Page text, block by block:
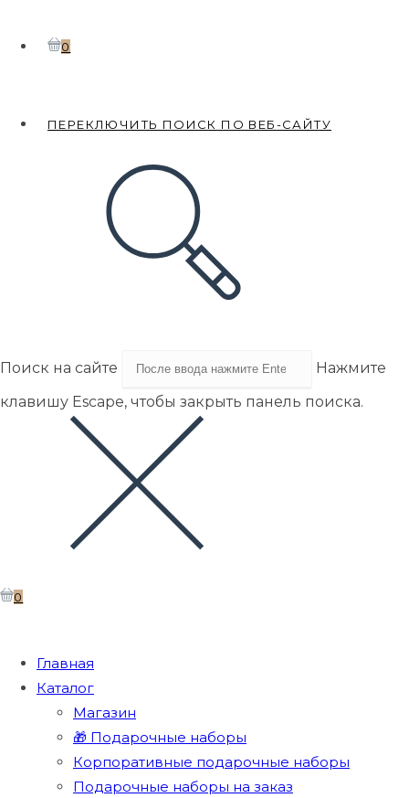
0
ПЕРЕКЛЮЧИТЬ ПОИСК ПО ВЕБ-САЙТУ
Поиск на сайте
Нажмите
клавишу Escape, чтобы закрыть панель поиска.
0
Главная
Каталог
Магазин
🎁 Подарочные наборы
Корпоративные подарочные наборы
Подарочные наборы на заказ